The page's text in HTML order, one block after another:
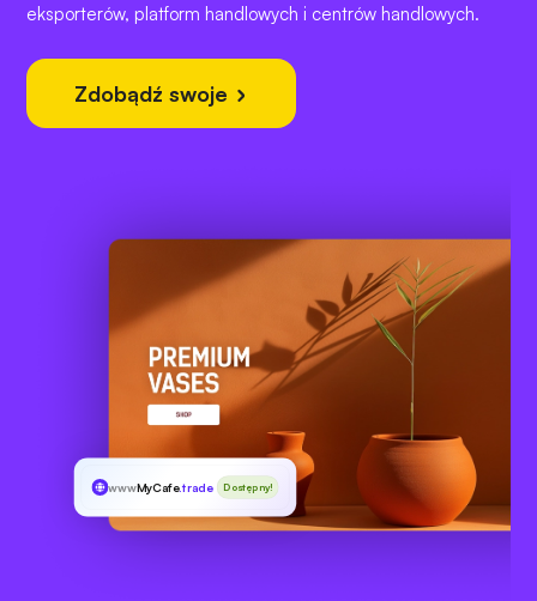
eksporterów, platform handlowych i centrów handlowych.
Zdobądź swoje
wwwMyCafe.trade Dostępny!